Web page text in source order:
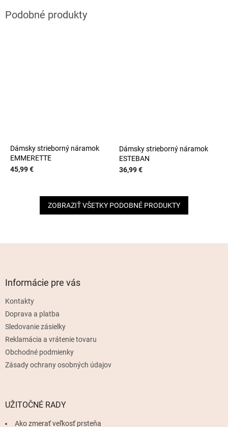
Dámsky strieborný náramok
EMMERETTE
45,99 €
Dámsky strieborný náramok
ESTEBAN
36,99 €
ZOBRAZIŤ VŠETKY PODOBNÉ PRODUKTY
Informácie pre vás
Kontakty
Doprava a platba
Sledovanie zásielky
Reklamácia a vrátenie tovaru
Obchodné podmienky
Zásady ochrany osobných údajov
UŽITOČNÉ RADY
Ako zmerať veľkosť prsteňa